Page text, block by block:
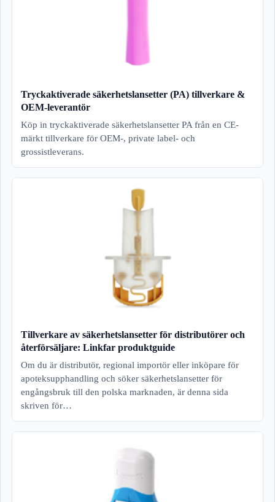
Tryckaktiverade säkerhetslansetter (PA) tillverkare &
OEM-leverantör
Köp in tryckaktiverade säkerhetslansetter PA från en CE-
märkt tillverkare för OEM-, private label- och
grossistleverans.
Tillverkare av säkerhetslansetter för distributörer och
återförsäljare: Linkfar produktguide
Om du är distributör, regional importör eller inköpare för
apoteksupphandling och söker säkerhetslansetter för
engångsbruk till den polska marknaden, är denna sida
skriven för…